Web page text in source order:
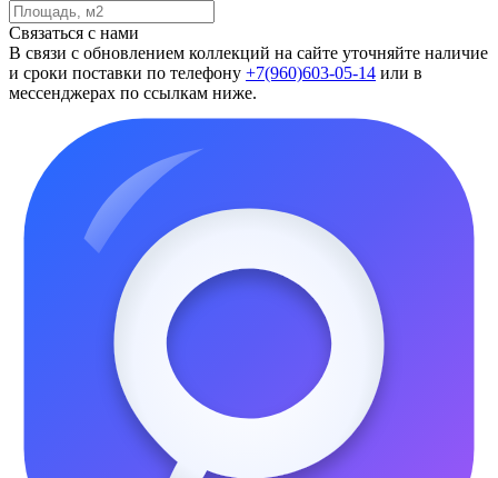
Связаться с нами
В связи с обновлением коллекций на сайте уточняйте наличие
и сроки поставки по телефону +7(960)603-05-14 или в
мессенджерах по ссылкам ниже.